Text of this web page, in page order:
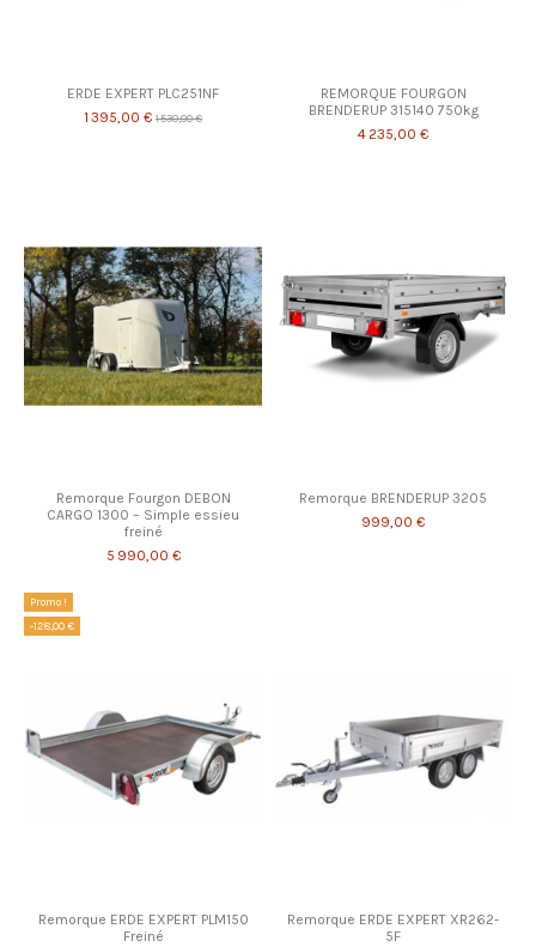
ERDE EXPERT PLC251NF
1 395,00 € 1 530,00 €
REMORQUE FOURGON
BRENDERUP 315140 750kg
4 235,00 €
Remorque Fourgon DEBON
CARGO 1300 – Simple essieu
freiné
5 990,00 €
Remorque BRENDERUP 3205
999,00 €
Promo !
-128,00 €
Remorque ERDE EXPERT PLM150
Freiné
Remorque ERDE EXPERT XR262-
5F